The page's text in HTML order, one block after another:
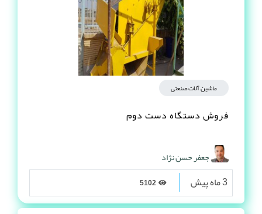
ماشین آلات صنعتی
فروش دستگاه دست دوم
جعفر حسن نژاد
3 ماه پیش